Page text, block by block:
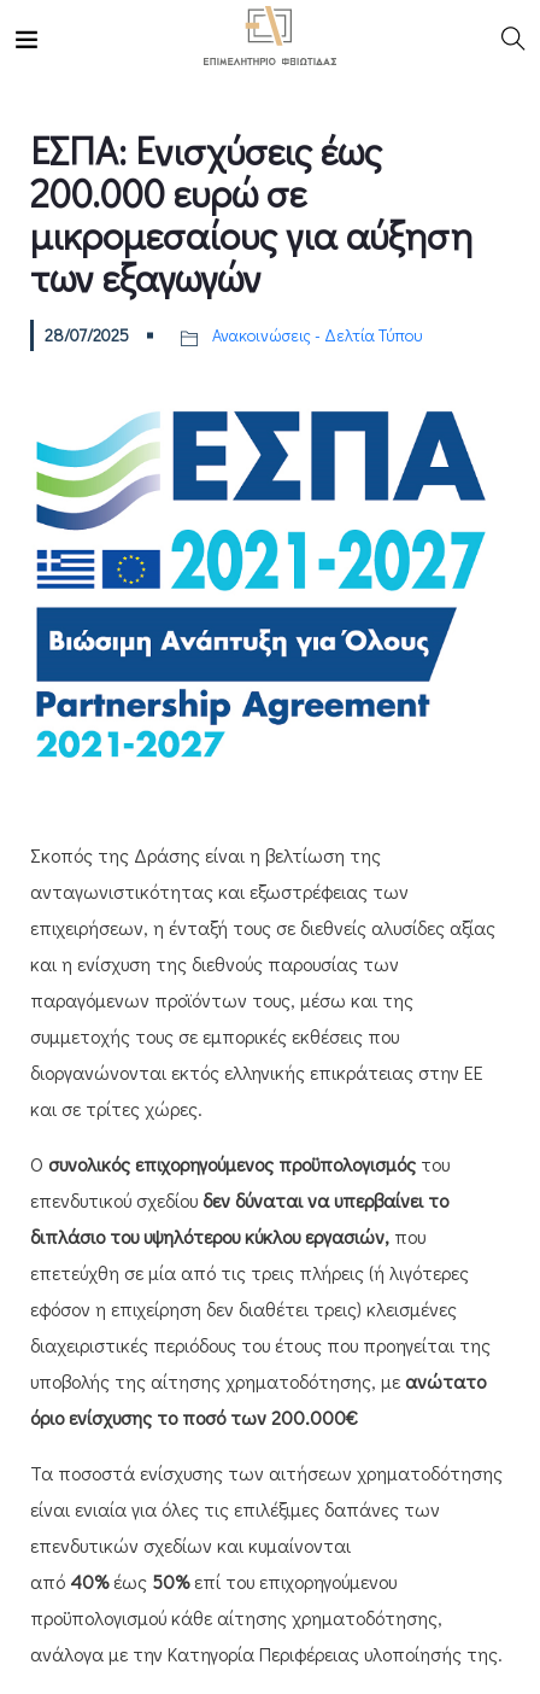
ΕΣΠΑ: Ενισχύσεις έως
200.000 ευρώ σε
μικρομεσαίους για αύξηση
των εξαγωγών
28/07/2025 Ανακοινώσεις - Δελτία Τύπου
Σκοπός της Δράσης είναι η βελτίωση της
ανταγωνιστικότητας και εξωστρέφειας των
επιχειρήσεων, η ένταξή τους σε διεθνείς αλυσίδες αξίας
και η ενίσχυση της διεθνούς παρουσίας των
παραγόμενων προϊόντων τους, μέσω και της
συμμετοχής τους σε εμπορικές εκθέσεις που
διοργανώνονται εκτός ελληνικής επικράτειας στην ΕΕ
και σε τρίτες χώρες.​
Ο συνολικός επιχορηγούμενος προϋπολογισμός του
επενδυτικού σχεδίου δεν δύναται να υπερβαίνει το
διπλάσιο του υψηλότερου κύκλου εργασιών, που
επετεύχθη σε μία από τις τρεις πλήρεις (ή λιγότερες
εφόσον η επιχείρηση δεν διαθέτει τρεις) κλεισμένες
διαχειριστικές περιόδους του έτους που προηγείται της
υποβολής της αίτησης χρηματοδότησης, με ανώτατο
όριο ενίσχυσης το ποσό των 200.000€
​​Τα ποσοστά ενίσχυσης των αιτήσεων χρηματοδότησης
είναι ενιαία για όλες τις επιλέξιμες δαπάνες των
επενδυτικών σχεδίων και κυμαίνονται
από 40%έως 50%επί του επιχορηγούμενου
προϋπολογισμού κάθε αίτησης χρηματοδότησης,
ανάλογα με την Κατηγορία Περιφέρειας υλοποίησής της.